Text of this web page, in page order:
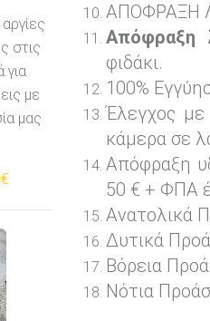
ΑΠΟΦΡΑΞΗ
Απόφραξη
φιδάκι.
100%
Έλεγχος
κάμερα σε
Απόφραξη
50 € + ΦΠΑ
Ανατολικά
Δυτικά
Βόρεια
Νότια
στις
με
μας